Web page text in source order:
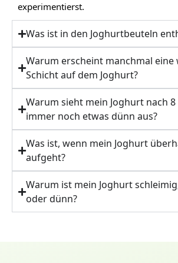
experimentierst.
Was ist in den Joghurtbeuteln
Warum erscheint manchmal eine
Schicht auf dem Joghurt?
Warum sieht mein Joghurt nach
immer noch etwas dünn aus?
Was ist, wenn mein Joghurt
aufgeht?
Warum ist mein Joghurt
oder dünn?